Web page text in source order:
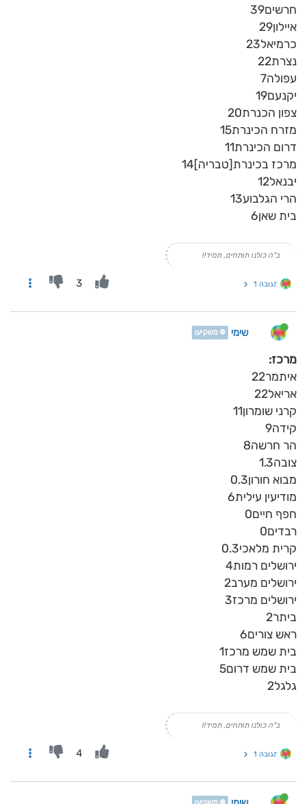
חרשים39
איילון29
כרמיאל23
נצרת22
עפולה7
יקנעם19
צפון הכנרת20
מזרח הכינרת15
דרום הכינרת11
מרכז בכינרת[טבריה]14
יבנאל12
הרי הגלבוע13
בית שאן6
ב"ה כולנו תותחים, תמיד!!
תגובה 1 3
שימי ❄️ משקיען
מרכז:
איתמר22
אריאל22
קרני שומרון11
קידה9
הר חרשה8
צובה1.3
מבוא חורון0.3
מודיעין עילית6
חפף חיים0
רבדים0
קרית מלאכי0.3
ירושלים רמות4
ירושלים מערב2
ירושלים מרכז3
ביתר2
ראש צורים6
בית שמש מרכז1
בית שמש דרום5
גלגל2
ב"ה כולנו תותחים, תמיד!!
תגובה 1 4